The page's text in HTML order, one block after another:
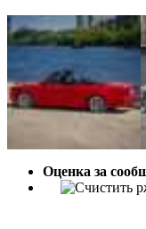
Оценка за